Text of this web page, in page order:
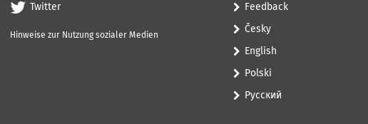
Twitter
Hinweise zur Nutzung sozialer Medien
Feedback
Česky
English
Polski
Pусский